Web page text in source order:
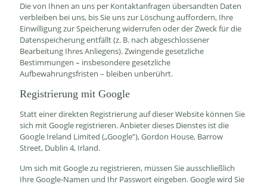
Die von Ihnen an uns per Kontaktanfragen übersandten Daten
verbleiben bei uns, bis Sie uns zur Löschung auffordern, Ihre
Einwilligung zur Speicherung widerrufen oder der Zweck für die
Datenspeicherung entfällt (z. B. nach abgeschlossener
Bearbeitung Ihres Anliegens). Zwingende gesetzliche
Bestimmungen – insbesondere gesetzliche
Aufbewahrungsfristen – bleiben unberührt.
Registrierung mit Google
Statt einer direkten Registrierung auf dieser Website können Sie
sich mit Google registrieren. Anbieter dieses Dienstes ist die
Google Ireland Limited („Google”), Gordon House, Barrow
Street, Dublin 4, Irland.
Um sich mit Google zu registrieren, müssen Sie ausschließlich
Ihre Google-Namen und Ihr Passwort eingeben. Google wird Sie